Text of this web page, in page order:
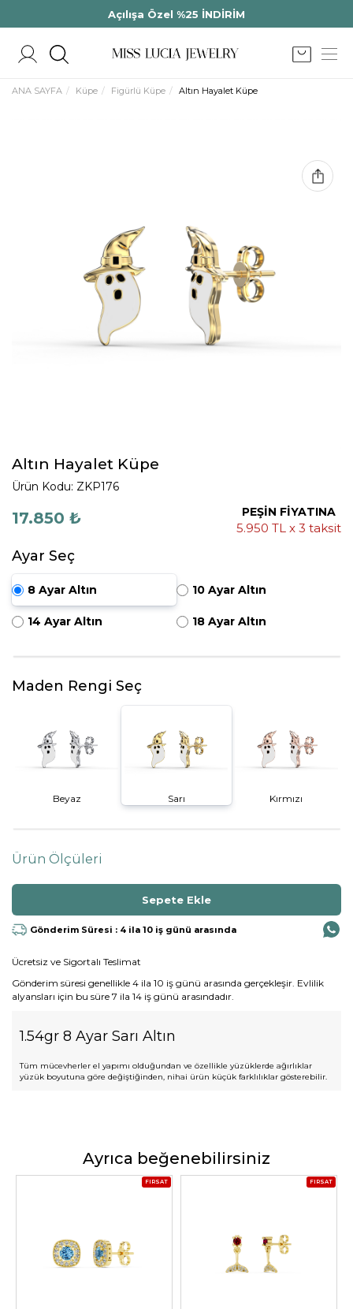
Açılışa Özel %25 İNDİRİM
ANA SAYFA Küpe Figürlü Küpe Altın Hayalet Küpe
Altın Hayalet Küpe
Ürün Kodu: ZKP176
17.850 ₺ PEŞİN FİYATINA
5.950 TL x 3 taksit
Ayar Seç
8 Ayar Altın 10 Ayar Altın
14 Ayar Altın 18 Ayar Altın
Maden Rengi Seç
Beyaz Sarı Kırmızı
Ürün Ölçüleri
Gönderim Süresi : 4 ila 10 iş günü arasında
Ücretsiz ve Sigortalı Teslimat
Gönderim süresi genellikle 4 ila 10 iş günü arasında gerçekleşir. Evlilik
alyansları için bu süre 7 ila 14 iş günü arasındadır.
1.54gr 8 Ayar Sarı Altın
Tüm mücevherler el yapımı olduğundan ve özellikle yüzüklerde ağırlıklar
yüzük boyutuna göre değiştiğinden, nihai ürün küçük farklılıklar gösterebilir.
Ayrıca beğenebilirsiniz
FIRSAT FIRSAT